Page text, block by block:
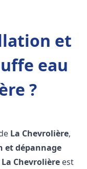
et
eau
?
La Chevrolière,
et dépannage
La Chevrolière est